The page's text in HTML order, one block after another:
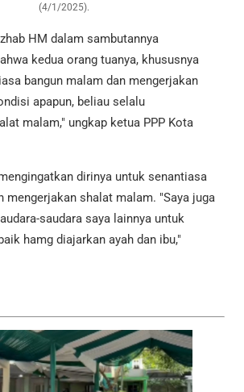
(4/1/2025).
HM dalam sambutannya
kedua orang tuanya, khususnya
bangun malam dan mengerjakan
apapun, beliau selalu
malam," ungkap ketua PPP Kota
dirinya untuk senantiasa
mengerjakan shalat malam. "Saya juga
saudara saya lainnya untuk
hamg diajarkan ayah dan ibu,"